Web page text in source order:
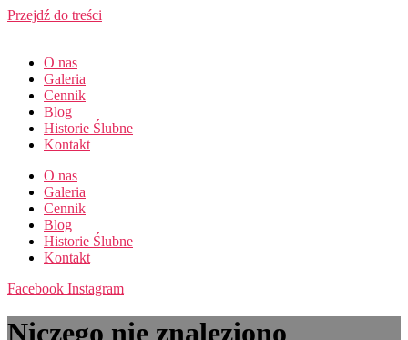
Przejdź do treści
O nas
Galeria
Cennik
Blog
Historie Ślubne
Kontakt
O nas
Galeria
Cennik
Blog
Historie Ślubne
Kontakt
Facebook Instagram
Niczego nie znaleziono